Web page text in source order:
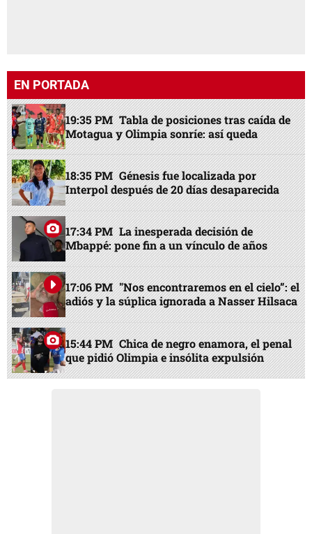
EN PORTADA
19:35 PM Tabla de posiciones tras caída de
Motagua y Olimpia sonríe: así queda
18:35 PM Génesis fue localizada por
Interpol después de 20 días desaparecida
17:34 PM La inesperada decisión de
Mbappé: pone fin a un vínculo de años
17:06 PM "Nos encontraremos en el cielo”: el
adiós y la súplica ignorada a Nasser Hilsaca
15:44 PM Chica de negro enamora, el penal
que pidió Olimpia e insólita expulsión